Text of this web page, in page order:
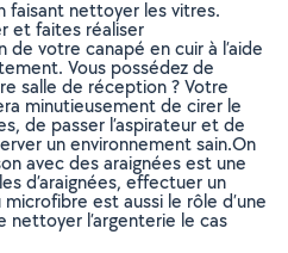
faisant nettoyer les vitres.
et faites réaliser
votre canapé en cuir à l’aide
Vous possédez de
salle de réception ? Votre
minutieusement de cirer le
de passer l’aspirateur et de
un environnement sain.On
avec des araignées est une
d’araignées, effectuer un
est aussi le rôle d’une
l’argenterie le cas